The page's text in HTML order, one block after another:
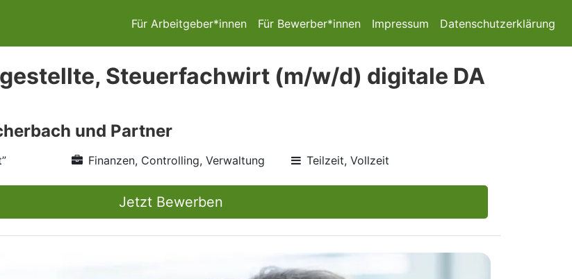
Für Arbeitgeber*innen Für Bewerber*innen Impressum Datenschutzerklärung
Steuerfachwirt (m/w/d) digitale DA
und Partner
Finanzen, Controlling, Verwaltung Teilzeit, Vollzeit
Jetzt Bewerben